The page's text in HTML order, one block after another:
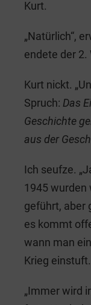
Kurt.
„Natürlich“,
endete der 2.
Kurt nickt.
Spruch: Das
Geschichte
aus der
Ich seufze.
1945 wurden
geführt, aber
es kommt
wann man
Krieg einstuft.
„Immer wird